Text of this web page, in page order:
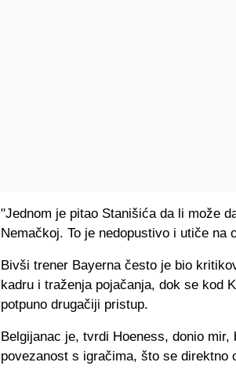
"Jednom je pitao Stanišića da li može
Nemačkoj. To je nedopustivo i utiče na
Bivši trener Bayerna često je bio
kadru i traženja pojačanja, dok se kod
potpuno drugačiji pristup.
Belgijanac je, tvrdi Hoeness, donio
povezanost s igračima, što se direktno